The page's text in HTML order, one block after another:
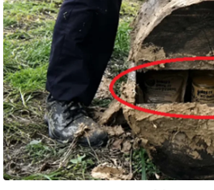
ई
.
चा
य
प
र
स
मी
क्षा